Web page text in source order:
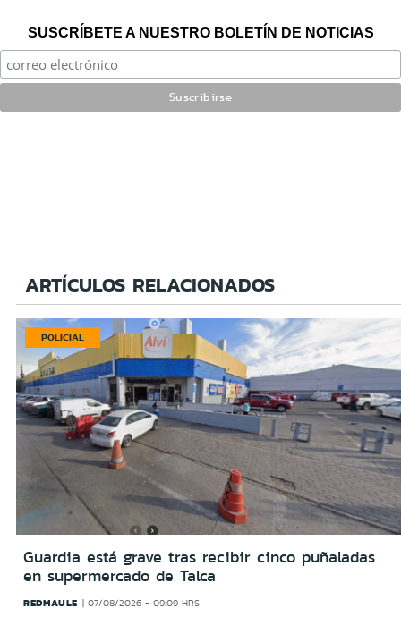
SUSCRÍBETE A NUESTRO BOLETÍN DE NOTICIAS
ARTÍCULOS RELACIONADOS
POLICIAL
Guardia está grave tras recibir cinco puñaladas
en supermercado de Talca
REDMAULE 07/08/2026 - 09:09 HRS